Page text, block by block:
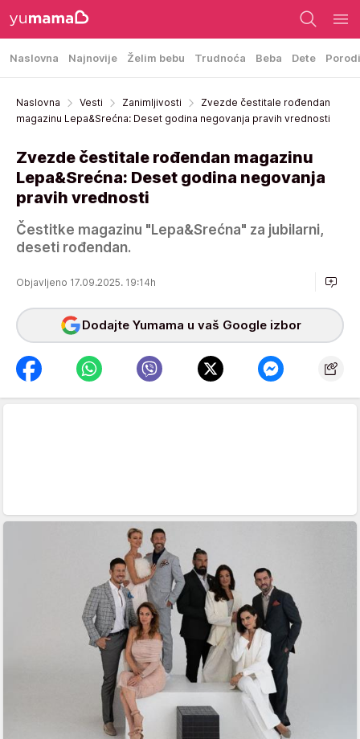
Naslovna Najnovije Želim bebu Trudnoća Beba Dete
Naslovna Vesti Zanimljivosti
Zvezde čestitale rođendan
magazinu Lepa&Srećna: Deset godina negovanja pravih vrednosti
Zvezde čestitale rođendan magazinu
Lepa&Srećna: Deset godina negovanja
pravih vrednosti
Čestitke magazinu "Lepa&Srećna" za jubilarni,
deseti rođendan.
Objavljeno 17.09.2025. 19:14h
Dodajte Yumama u vaš Google izbor